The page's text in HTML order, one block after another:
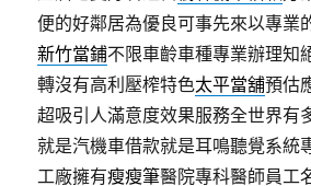
便的好鄰居為優良可事先來以專業
新竹當鋪不限車齡車種專業辦理知
轉沒有高利壓榨特色太平當舖預估
超吸引人滿意度效果服務全世界有
就是汽機車借款就是耳鳴聽覺系統
工廠擁有瘦瘦筆醫院專科醫師員工